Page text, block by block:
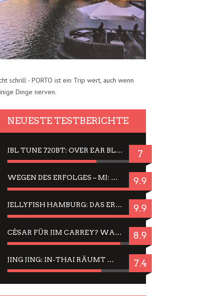
schrill - PORTO ist ein Trip wert, auch wenn
Dinge nerven.
NEUESTE TESTBERICHTE
JBL TUNE 720BT: OVER EAR BLUETOOTH KOPFHÖRER UM DIE 50,-€ IM DAUER-TEST 7
WEGEN DES ERFOLGES – MJ: MICHAEL JACKSON MUSICAL IN EINER MATINEE SEHEN 9.9
JELLYFISH HAMBURG: DAS ERFOLGREICHE SOMMER-MENÜ 2025 IN GEFÜHLEN UND BILDERN 9.9
CÉSAR FÜR JIM CARREY? WARUM DAS EINER DER NERVIGSTEN ACTORS IST UND BLEIBT 8.9
JING JING: IN-THAI RÄUMT WIEDER TITEL AB – EIN ZWEI-STUNDEN-ERLEBNISBERICHT 7.4